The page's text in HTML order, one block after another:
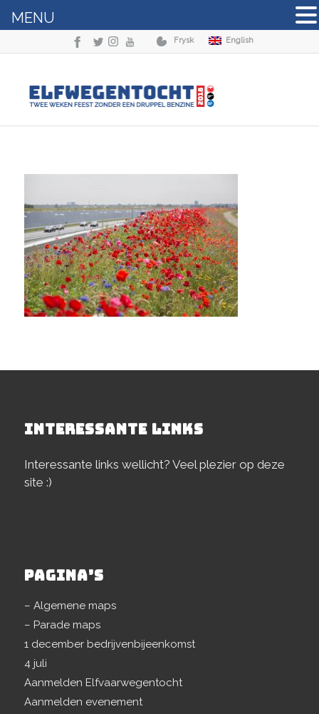
Frysk English
INTERESSANTE LINKS
Interessante links wellicht? Veel plezier op deze
site :)
PAGINA’S
– Algemene maps
– Parade maps
1 december bedrijvenbijeenkomst
4 juli
Aanmelden Elfvaarwegentocht
Aanmelden evenement
MENU